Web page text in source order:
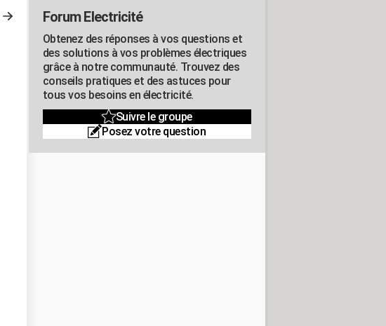
Forum Electricité
Obtenez des réponses à vos questions et
des solutions à vos problèmes électriques
grâce à notre communauté. Trouvez des
conseils pratiques et des astuces pour
tous vos besoins en électricité.
Suivre le groupe
Posez votre question